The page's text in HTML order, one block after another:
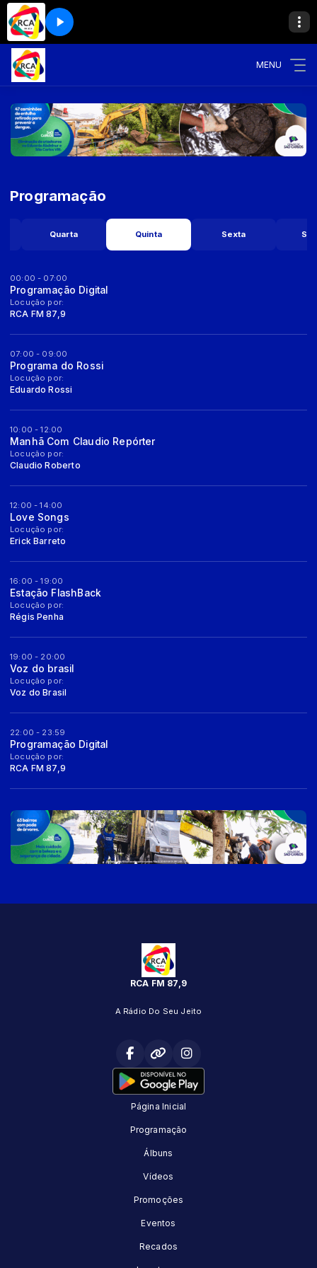
MENU
Programação
Quarta Quinta Sexta
00:00 - 07:00
Programação Digital
Locução por:
RCA FM 87,9
07:00 - 09:00
Programa do Rossi
Locução por:
Eduardo Rossi
10:00 - 12:00
Manhã Com Claudio Repórter
Locução por:
Claudio Roberto
12:00 - 14:00
Love Songs
Locução por:
Erick Barreto
16:00 - 19:00
Estação FlashBack
Locução por:
Régis Penha
19:00 - 20:00
Voz do brasil
Locução por:
Voz do Brasil
22:00 - 23:59
Programação Digital
Locução por:
RCA FM 87,9
RCA FM 87,9
A Rádio Do Seu Jeito
Página Inicial
Programação
Álbuns
Vídeos
Promoções
Eventos
Recados